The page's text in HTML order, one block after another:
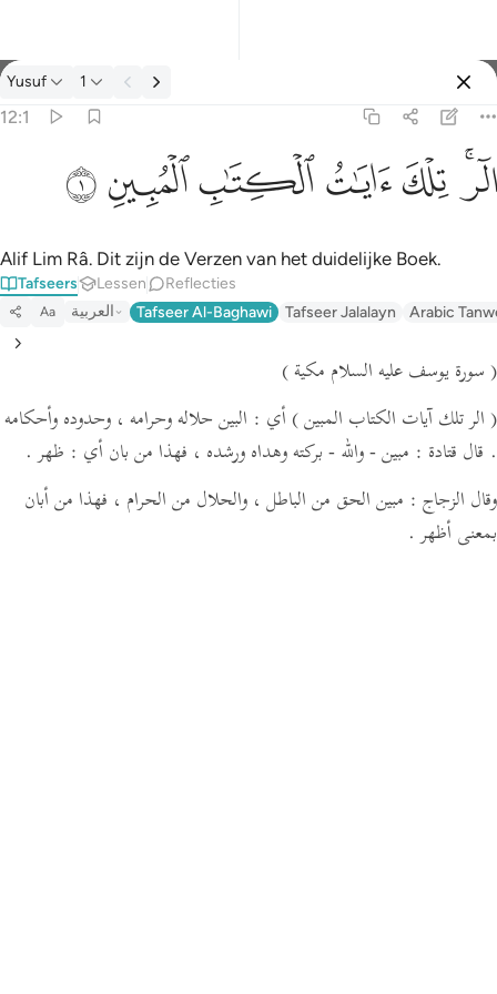
Tafseer: Yusuf 12:1
Yusuf 1
12:1
الر تلك ايات الكتاب المبين ١
الٓر ۚ تِلْكَ ءَايَـٰتُ ٱلْكِتَـٰبِ ٱلْمُبِينِ ١
ﲒﲓﲔﲕﲖﲗﲘ
Alif Lim Râ. Dit zijn de Verzen van het duidelijke Boek.
Tafseers Lessen Reflecties
Aa العربية Tafseer Al-Baghawi Tafseer Jalalayn Arabic
( سورة يوسف عليه السلام مكية )
( الر تلك آيات الكتاب المبين ) أي : البين حلاله وحرامه ، وحدوده وأحكامه
. قال قتادة : مبين - والله - بركته وهداه ورشده ، فهذا من بان أي : ظهر .
وقال الزجاج : مبين الحق من الباطل ، والحلال من الحرام ، فهذا من أبان
بمعنى أظهر .